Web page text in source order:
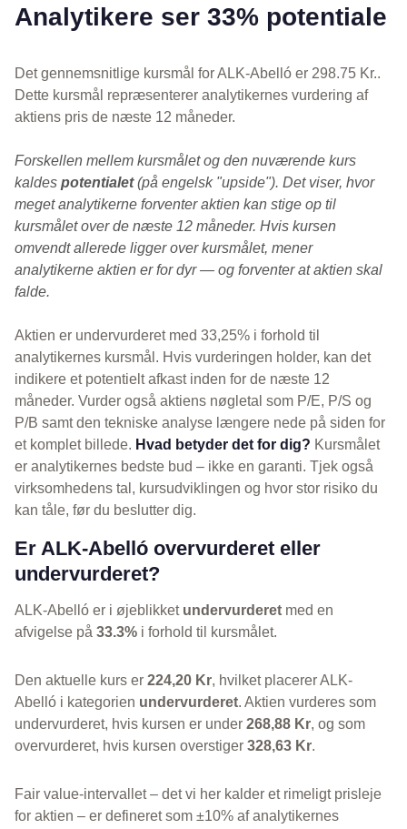
Analytikere ser 33% potentiale
Det gennemsnitlige kursmål for ALK-Abelló er 298.75 Kr..
Dette kursmål repræsenterer analytikernes vurdering af
aktiens pris de næste 12 måneder.
Forskellen mellem kursmålet og den nuværende kurs
kaldes potentialet(på engelsk "upside"). Det viser, hvor
meget analytikerne forventer aktien kan stige op til
kursmålet over de næste 12 måneder. Hvis kursen
omvendt allerede ligger over kursmålet, mener
analytikerne aktien er for dyr — og forventer at aktien skal
falde.
Aktien er undervurderet med 33,25% i forhold til
analytikernes kursmål. Hvis vurderingen holder, kan det
indikere et potentielt afkast inden for de næste 12
måneder. Vurder også aktiens nøgletal som P/E, P/S og
P/B samt den tekniske analyse længere nede på siden for
et komplet billede. Hvad betyder det for dig? Kursmålet
er analytikernes bedste bud – ikke en garanti. Tjek også
virksomhedens tal, kursudviklingen og hvor stor risiko du
kan tåle, før du beslutter dig.
Er ALK-Abelló overvurderet eller
undervurderet?
ALK-Abelló er i øjeblikket undervurderet med en
afvigelse på 33.3% i forhold til kursmålet.
Den aktuelle kurs er 224,20 Kr, hvilket placerer ALK-
Abelló i kategorien undervurderet. Aktien vurderes som
undervurderet, hvis kursen er under 268,88 Kr, og som
overvurderet, hvis kursen overstiger 328,63 Kr.
Fair value-intervallet – det vi her kalder et rimeligt prisleje
for aktien – er defineret som ±10% af analytikernes